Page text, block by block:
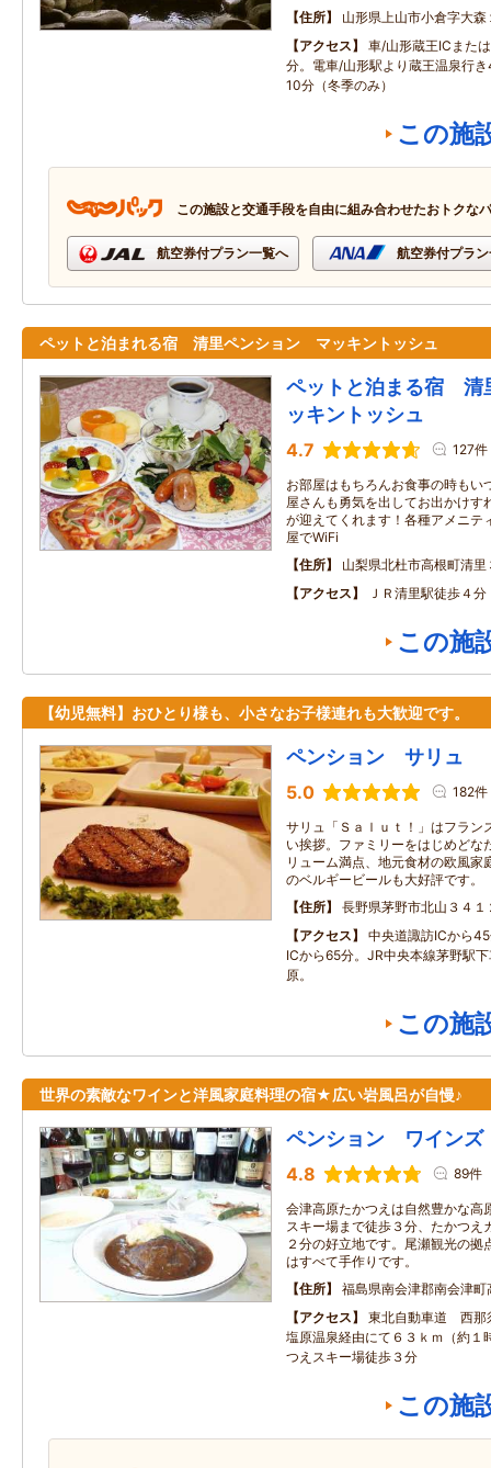
住所
山形県上山市小倉字大
アクセス
車/山形蔵王ICまた
分。電車/山形駅より蔵王温泉行
10分（冬季のみ）
この施
この施設と交通手段を自由に組み合わせたおトクな
航空券付プラン一覧へ 航空券付プラ
ペットと泊まれる宿 清里ペンション マッキントッシュ
ペットと泊まる宿
ッキントッシュ
4.7 127件
お部屋はもちろんお食事の時もい
屋さんも勇気を出してお出かけす
が迎えてくれます！各種アメニテ
屋でWiFi
住所
山梨県北杜市高根町清
アクセス
ＪＲ清里駅徒歩４分
この施
【幼児無料】おひとり様も、小さなお子様連れも大歓迎です。
ペンション サリュ
5.0 182件
サリュ「Ｓａｌｕｔ！」はフラン
い挨拶。ファミリーをはじめどな
リューム満点、地元食材の欧風家
のベルギービールも大好評です。
住所
長野県茅野市北山３４１
アクセス
中央道諏訪ICから
ICから65分。JR中央本線茅野駅
原。
この施
世界の素敵なワインと洋風家庭料理の宿★広い岩風呂が自慢♪
ペンション ワインズ
4.8 89件
会津高原たかつえは自然豊かな高
スキー場まで徒歩３分、たかつえ
２分の好立地です。尾瀬観光の拠
はすべて手作りです。
住所
福島県南会津郡南会津町
アクセス
東北自動車道 西那
塩原温泉経由にて６３ｋｍ（約１
つえスキー場徒歩３分
この施